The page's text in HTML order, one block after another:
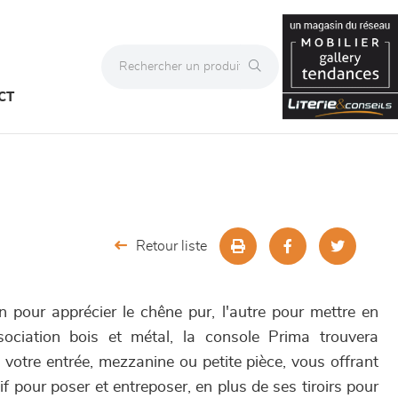
Retour liste
pour apprécier le chêne pur, l'autre pour mettre en
bois et métal, la console Prima trouvera
entrée, mezzanine ou petite pièce, vous offrant
pour poser et entreposer, en plus de ses tiroirs pour